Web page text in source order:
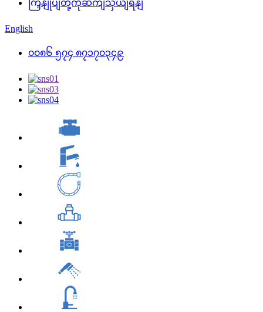
ကြှနျုပျတို့ကိုဆကျသှယျရနျ
English
၀၀၈၆ ၅၇၄ ၈၇၁၇၀၃၄၉